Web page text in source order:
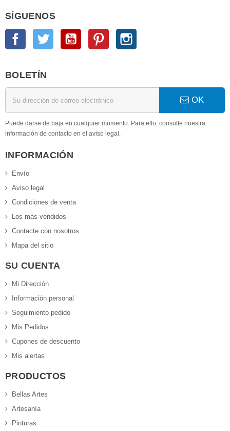
SÍGUENOS
Facebook Twitter YouTube Pinterest
BOLETÍN
OK
Puede darse de baja en cualquier momento. Para ello, consulte nuestra
información de contacto en el aviso legal.
INFORMACIÓN
Envío
Aviso legal
Condiciones de venta
Los más vendidos
Contacte con nosotros
Mapa del sitio
SU CUENTA
Mi Dirección
Información personal
Seguimiento pedido
Mis Pedidos
Cupones de descuento
Mis alertas
PRODUCTOS
Bellas Artes
Artesanía
Pinturas